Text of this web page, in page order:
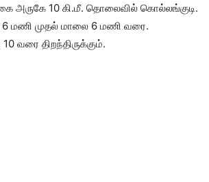
அருகே 10 கி.மீ. தொலைவில் கொல்லங்குடி.
மணி முதல் மாலை 6 மணி வரை.
வரை திறந்திருக்கும்.